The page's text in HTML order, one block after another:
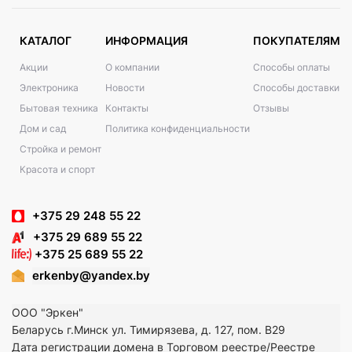
КАТАЛОГ
Акции
Электроника
Бытовая техника
Дом и сад
Стройка и ремонт
Красота и спорт
ИНФОРМАЦИЯ
О компании
Новости
Контакты
Политика конфиденциальности
ПОКУПАТЕЛЯМ
Способы оплаты
Способы доставки
Отзывы
+375 29 248 55 22
+375 29 689 55 22
+375 25 689 55 22
erkenby@yandex.by
ООО "Эркен"
Беларусь г.Минск ул. Тимирязева, д. 127, пом. В29
Дата регистрации домена в Торговом реестре/Реестре